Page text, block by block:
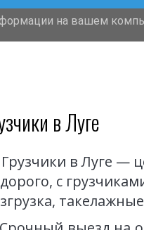
в Луге
Грузчики в Луге —
с
на вашем